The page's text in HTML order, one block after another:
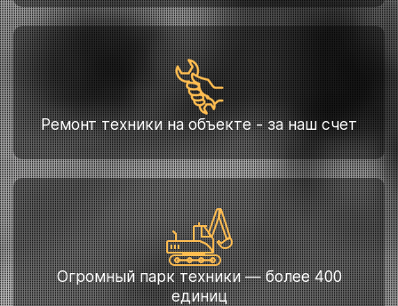
Ремонт техники на объекте - за наш счет
Огромный парк техники — более 400
единиц